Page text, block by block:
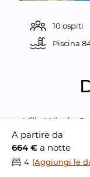
10 ospiti
Piscina
Villa Windu
tropicale da 5
cuore della
Seminyak. La
A partire da
664 € a notte
4 (Aggiungi le